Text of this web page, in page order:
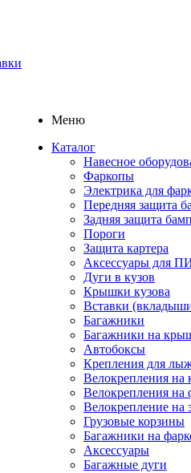
Меню
Каталог
Навесное
Фаркопы
Электрика для
Передняя защита
Задняя защита
Пороги
Защита картера
Аксессуары для
Дуги в кузов
Крышки кузова
Вставки
Багажники
Багажники на
Автобоксы
Крепления для
Велокрепления
Велокрепления на
Велокрепление на
Грузовые корзины
Багажники на
Аксессуары
Багажные дуги